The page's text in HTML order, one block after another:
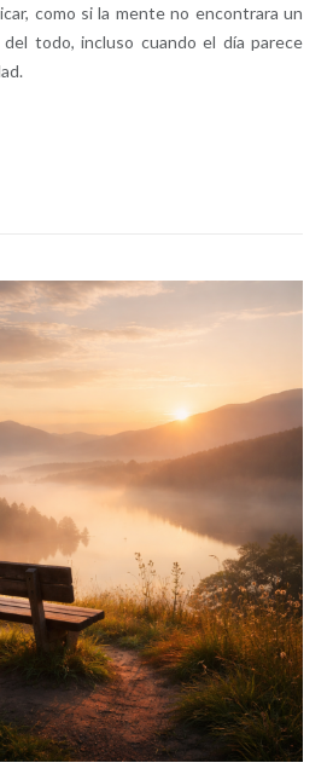
como si la mente no encontrara un
todo, incluso cuando el día parece